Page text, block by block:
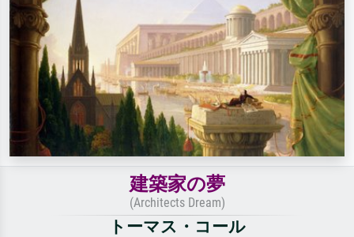
ド。
建築家の夢
(Architects Dream)
トーマス・コール